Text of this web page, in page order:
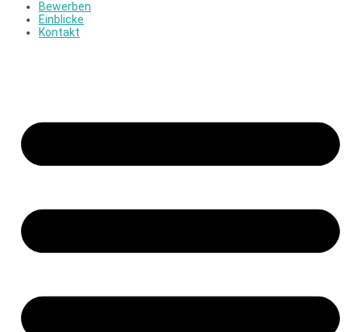
Bewerben
Einblicke
Kontakt